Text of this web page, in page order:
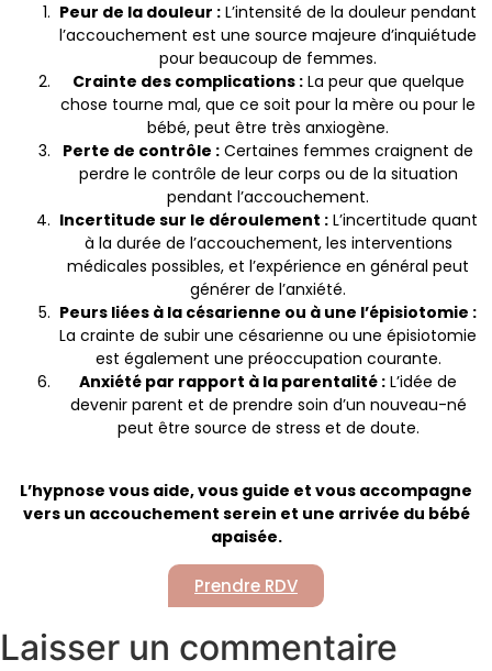
Peur de la douleur : L’intensité de la douleur pendant
l’accouchement est une source majeure d’inquiétude
pour beaucoup de femmes.
Crainte des complications :La peur que quelque
chose tourne mal, que ce soit pour la mère ou pour le
bébé, peut être très anxiogène.
Perte de contrôle : Certaines femmes craignent de
perdre le contrôle de leur corps ou de la situation
pendant l’accouchement.
Incertitude sur le déroulement :L’incertitude quant
à la durée de l’accouchement, les interventions
médicales possibles, et l’expérience en général peut
générer de l’anxiété.
Peurs liées à la césarienne ou à une l’épisiotomie :
La crainte de subir une césarienne ou une épisiotomie
est également une préoccupation courante.
Anxiété par rapport à la parentalité : L’idée de
devenir parent et de prendre soin d’un nouveau-né
peut être source de stress et de doute.
L’hypnose vous aide, vous guide et vous accompagne
vers un accouchement serein et une arrivée du bébé
apaisée.
Prendre RDV
Laisser un commentaire